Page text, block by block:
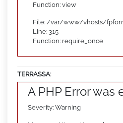
Function: view
File: /var/www/vhosts/
Line: 315
Function: require_once
TERRASSA:
A PHP Error was
Severity: Warning